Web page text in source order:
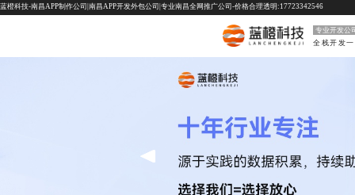
蓝橙科技-南昌APP制作公司|南昌APP开发外包公司|专业南昌全网推广公司-价格合理透明:17723342546
专业开发公